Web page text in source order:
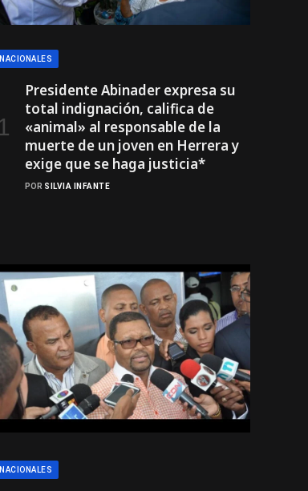
NACIONALES
Presidente Abinader expresa su
total indignación, califica de
«animal» al responsable de la
muerte de un joven en Herrera y
exige que se haga justicia*
POR SILVIA INFANTE
NACIONALES